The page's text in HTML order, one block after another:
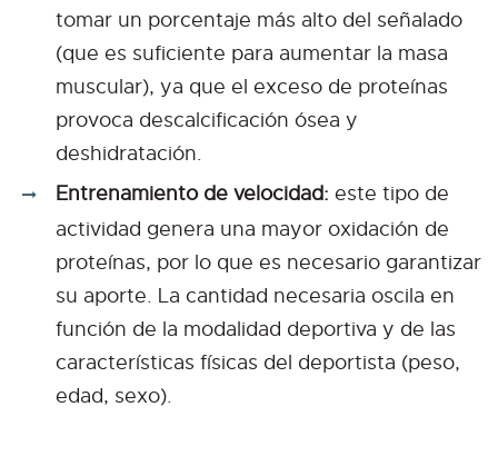
tomar un porcentaje más alto del señalado
(que es suficiente para aumentar la masa
muscular), ya que el exceso de proteínas
provoca descalcificación ósea y
deshidratación.
Entrenamiento de velocidad: este tipo de
actividad genera una mayor oxidación de
proteínas, por lo que es necesario garantizar
su aporte. La cantidad necesaria oscila en
función de la modalidad deportiva y de las
características físicas del deportista (peso,
edad, sexo).